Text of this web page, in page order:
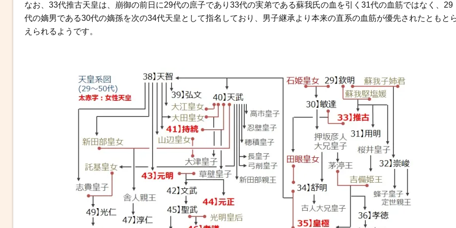
o
o
e
r
a
n
なお、33代推古天皇は、崩御の前日に29代の庶子であり33代の実弟である蘇我氏の血を引く31代の血筋ではなく、29
代の嫡男である30代の嫡孫を次の34代天皇として指名しており、男子継承より本来の直系の血筋が優先されたともと
えられるようです。